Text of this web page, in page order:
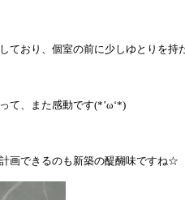
ており、個室の前に少しゆとりを持
て、また感動です(*’ω‘*)
画できるのも新築の醍醐味ですね☆